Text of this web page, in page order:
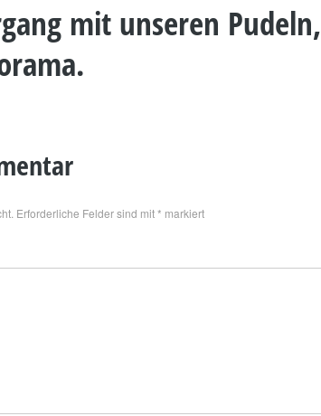
mit unseren
Erforderliche Felder sind mit* markiert